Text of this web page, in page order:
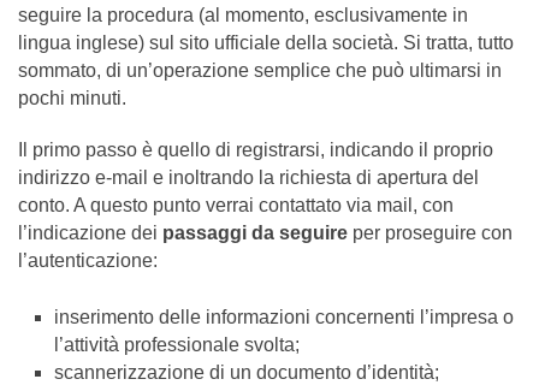
seguire la procedura (al momento, esclusivamente in
lingua inglese) sul sito ufficiale della società. Si tratta, tutto
sommato, di un’operazione semplice che può ultimarsi in
pochi minuti.
Il primo passo è quello di registrarsi, indicando il proprio
indirizzo e-mail e inoltrando la richiesta di apertura del
conto. A questo punto verrai contattato via mail, con
l’indicazione dei passaggi da seguire per proseguire con
l’autenticazione:
inserimento delle informazioni concernenti l’impresa o
l’attività professionale svolta;
scannerizzazione di un documento d’identità;